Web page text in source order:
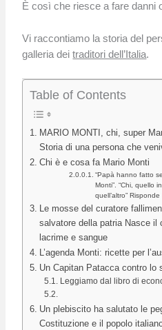
È così che riesce a fare danni
Vi raccontiamo la storia del
galleria deitraditori dell’Italia.
Table of Contents
MARIO MONTI, chi, super
Storia di una persona che
Chi è e cosa fa Mario Monti
“Papà hanno fatto
Monti”. “Chi, quello
quell’altro” Risponde
Le mosse del curatore
salvatore della patria Nasce il
lacrime e sangue
L’agenda Monti: ricette per
Un Capitan Patacca contro lo
Leggiamo dal libro di
Un plebiscito ha salutato le
Costituzione e il popolo